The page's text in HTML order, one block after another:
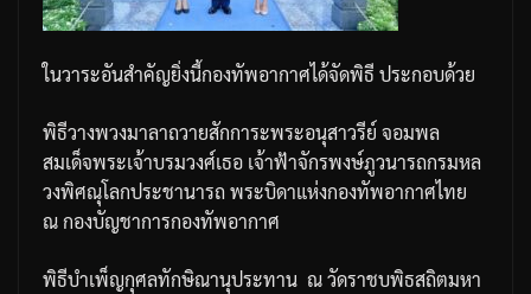
ในวาระอันสำคัญยิ่งนี้กองทัพอากาศได้จัดพิธี ประกอบด้วย
พิธีวางพวงมาลาถวายสักการะพระอนุสาวรีย์ จอมพล
สมเด็จพระเจ้าบรมวงศ์เธอ เจ้าฟ้าจักรพงษ์ภูวนารถกรมหล
วงพิศณุโลกประชานารถ พระบิดาแห่งกองทัพอากาศไทย
ณกองบัญชาการกองทัพอากาศ
พิธีบำเพ็ญกุศลทักษิณานุประทาน ณวัดราชบพิธสถิตมหา